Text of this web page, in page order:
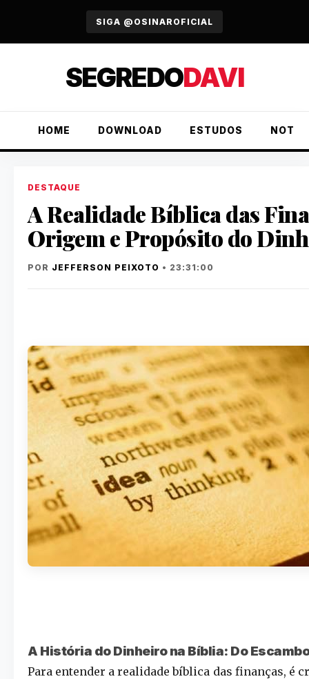
SIGA @OSINAROFICIAL
SEGREDODAVI
HOME DOWNLOAD ESTUDOS
DESTAQUE
A Realidade Bíblica das
Origem e Propósito do
POR JEFFERSON PEIXOTO • 23:31:00
A História do Dinheiro na Bíblia: Do
Para entender a realidade bíblica das finanças, é